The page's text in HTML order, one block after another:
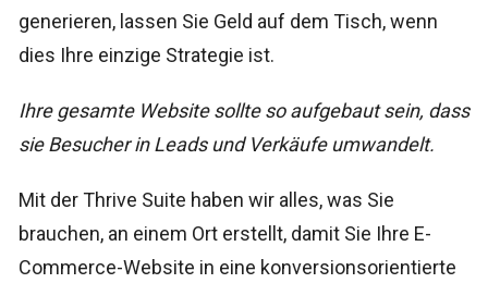
generieren, lassen Sie Geld auf dem Tisch, wenn
dies Ihre einzige Strategie ist.
Ihre gesamte Website sollte so aufgebaut sein, dass
sie Besucher in Leads und Verkäufe umwandelt.
Mit der Thrive Suite haben wir alles, was Sie
brauchen, an einem Ort erstellt, damit Sie Ihre E-
Commerce-Website in eine konversionsorientierte